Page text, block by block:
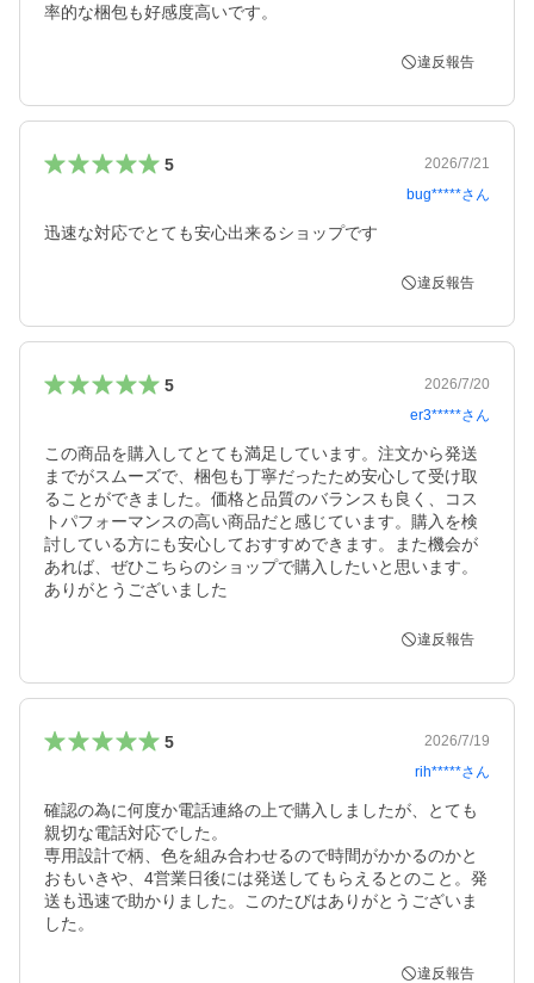
率的な梱包も好感度高いです。
違反報告
5
2026/7/21
bug*****さん
迅速な対応でとても安心出来るショップです
違反報告
5
2026/7/20
er3*****さん
この商品を購入してとても満足しています。注文から発送
までがスムーズで、梱包も丁寧だったため安心して受け取
ることができました。価格と品質のバランスも良く、コス
トパフォーマンスの高い商品だと感じています。購入を検
討している方にも安心しておすすめできます。また機会が
あれば、ぜひこちらのショップで購入したいと思います。
ありがとうございました
違反報告
5
2026/7/19
rih*****さん
確認の為に何度か電話連絡の上で購入しましたが、とても
親切な電話対応でした。
専用設計で柄、色を組み合わせるので時間がかかるのかと
おもいきや、4営業日後には発送してもらえるとのこと。発
送も迅速で助かりました。このたびはありがとうございま
した。
違反報告